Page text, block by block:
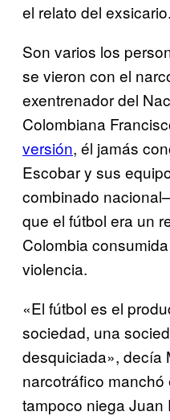
el relato del exsicario.
Son varios los
se vieron con el
exentrenador del
Colombiana
versión, él jamás
Escobar y sus
combinado
que el fútbol era un
Colombia
violencia.
«El fútbol es el
sociedad, una
desquiciada», decía
narcotráfico manchó
tampoco niega Juan